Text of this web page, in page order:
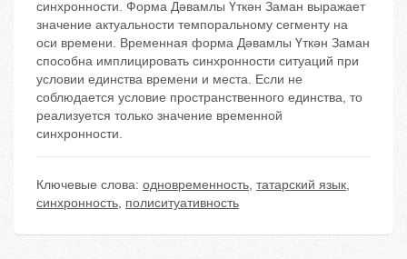
синхронности. Форма Дəвамлы Үткəн Заман выражает
значение актуальности темпоральному сегменту на
оси времени. Временная форма Дəвамлы Үткəн Заман
способна имплицировать синхронности ситуаций при
условии единства времени и места. Если не
соблюдается условие пространственного единства, то
реализуется только значение временной
синхронности.
Ключевые слова: одновременность, татарский язык,
синхронность, полиситуативность